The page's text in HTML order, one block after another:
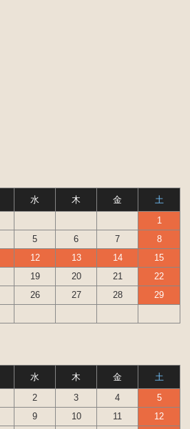
水 木 金
土
1
5 6 7
8
12 13 14
15
19 20 21
22
26 27 28
29
水 木 金
土
2 3 4
5
9 10 11
12